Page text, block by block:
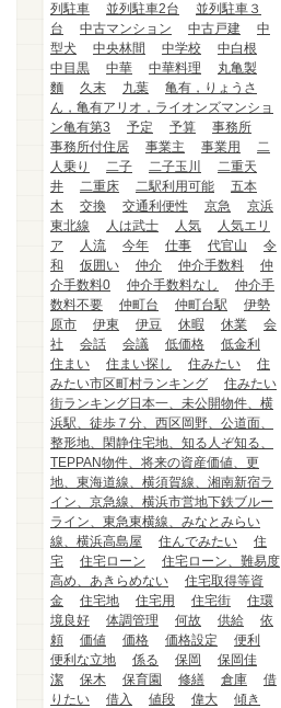
列駐車
並列駐車2台
並列駐車３
台
中古マンション 中古戸建
中
型犬
中央林間 中学校
中白根
中目黒
中華 中華料理
丸亀製
麵
久末 九葉
亀有，りょうさ
ん，亀有アリオ，ライオンズマンショ
ン亀有第3
予定 予算
事務所
事務所付住居
事業主 事業用
二
人乗り
二子 二子玉川
二重天
井
二重床 二駅利用可能
五本
木
交換 交通利便性 京急
京浜
東北線
人は武士 人気
人気エリ
ア
人流 今年 仕事 代官山
令
和
仮囲い 仲介 仲介手数料
仲
介手数料0
仲介手数料なし
仲介手
数料不要
仲町台 仲町台駅
伊勢
原市
伊東 伊豆 休暇 休業
会
社
会話 会議 低価格
低金利
住まい
住まい探し 住みたい
住
みたい市区町村ランキング
住みたい
街ランキング日本一、未公開物件、横
浜駅、徒歩７分、西区岡野、公道面、
整形地、閑静住宅地、知る人ぞ知る、
TEPPAN物件、将来の資産価値、更
地、東海道線、横須賀線、湘南新宿ラ
イン、京急線、横浜市営地下鉄ブルー
ライン、東急東横線、みなとみらい
線、横浜高島屋
住んでみたい
住
宅
住宅ローン
住宅ローン、難易度
高め、あきらめない
住宅取得等資
金
住宅地 住宅用 住宅街
住環
境良好
体調管理 何故 供給
依
頼
価値 価格 価格設定
便利
便利な立地
係る 保岡
保岡佳
潔
保木 保育園 修繕 倉庫
借
りたい
借入 値段 偉大
傾き